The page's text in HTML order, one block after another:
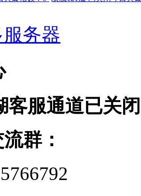
务器
客服通道已关闭
群：